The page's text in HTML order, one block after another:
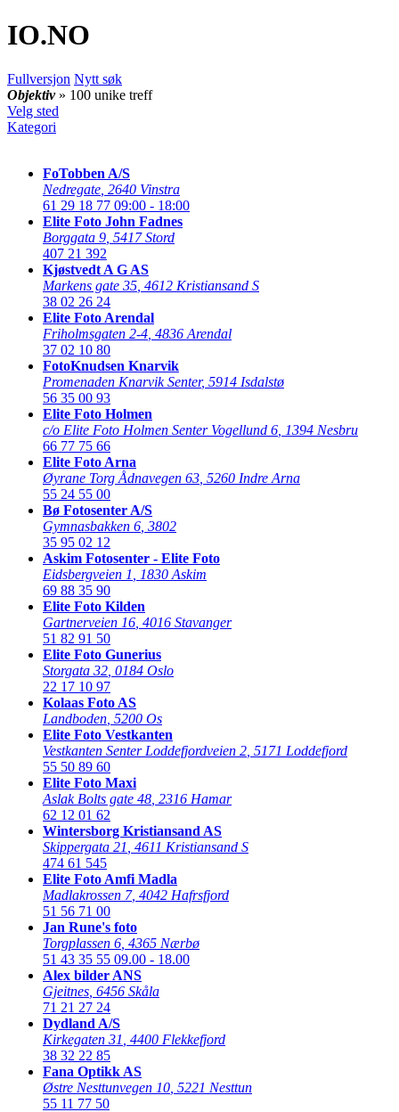
IO.NO
Fullversjon Nytt søk
Objektiv » 100 unike treff
Velg sted
Kategori
FoTobben A/S
Nedregate 2640 Vinstra
61 29 18 77 09:00 - 18:00
Elite Foto John Fadnes
Borggata 9 5417 Stord
407 21 392
Kjøstvedt A G AS
Markens gate 35 4612 Kristiansand S
38 02 26 24
Elite Foto Arendal
Friholmsgaten 2-4 4836 Arendal
37 02 10 80
FotoKnudsen Knarvik
Promenaden Knarvik Senter, 5914 Isdalstø
56 35 00 93
Elite Foto Holmen
c/o Elite Foto Holmen Senter Vogellund 6 1394 Nesbru
66 77 75 66
Elite Foto Arna
Øyrane Torg Ådnavegen 63 5260 Indre Arna
55 24 55 00
Bø Fotosenter A/S
Gymnasbakken 6 3802
35 95 02 12
Askim Fotosenter - Elite Foto
Eidsbergveien 1
1830 Askim
69 88 35 90
Elite Foto Kilden
Gartnerveien 16 4016 Stavanger
51 82 91 50
Elite Foto Gunerius
Storgata 32 0184 Oslo
22 17 10 97
Kolaas Foto AS
Landboden 5200 Os
Elite Foto Vestkanten
Vestkanten Senter Loddefjordveien 2 5171 Loddefjord
55 50 89 60
Elite Foto Maxi
Aslak Bolts gate 48 2316 Hamar
62 12 01 62
Wintersborg Kristiansand AS
Skippergata 21 4611 Kristiansand S
474 61 545
Elite Foto Amfi Madla
Madlakrossen 7, 4042 Hafrsfjord
51 56 71 00
Jan Rune's foto
Torgplassen 6 4365 Nærbø
51 43 35 55 09.00 - 18.00
Alex bilder ANS
Gjeitnes 6456 Skåla
71 21 27 24
Dydland A/S
Kirkegaten 31 4400 Flekkefjord
38 32 22 85
Fana Optikk AS
Østre Nesttunvegen 10 5221 Nesttun
55 11 77 50